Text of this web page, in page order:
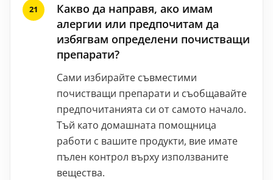
Какво да направя, ако имам
алергии или предпочитам да
избягвам определени почистващи
препарати?
Сами избирайте съвместими
почистващи препарати и съобщавайте
предпочитанията си от самото начало.
Тъй като домашната помощница
работи с вашите продукти, вие имате
пълен контрол върху използваните
вещества.